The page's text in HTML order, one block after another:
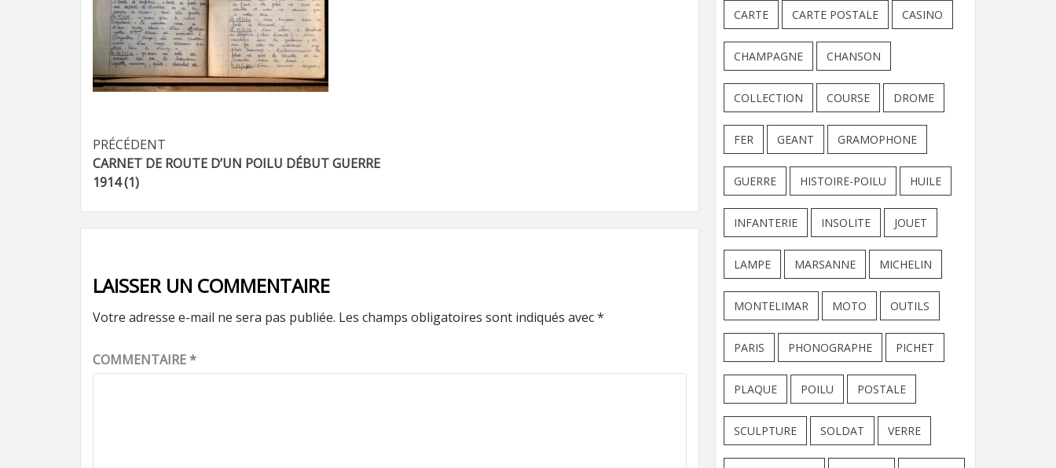
Navigation
d’article
PRÉCÉDENT
CARNET DE ROUTE D’UN POILU DÉBUT GUERRE
1914 (1)
LAISSER UN COMMENTAIRE
Votre adresse e-mail ne sera pas publiée. Les champs obligatoires sont indiqués avec*
COMMENTAIRE*
CARTE CARTE POSTALE CASINO
CHAMPAGNE CHANSON
COLLECTION COURSE DROME
FER GEANT GRAMOPHONE
GUERRE HISTOIRE-POILU HUILE
INFANTERIE INSOLITE JOUET
LAMPE MARSANNE MICHELIN
MONTELIMAR MOTO OUTILS
PARIS PHONOGRAPHE PICHET
PLAQUE POILU POSTALE
SCULPTURE SOLDAT VERRE